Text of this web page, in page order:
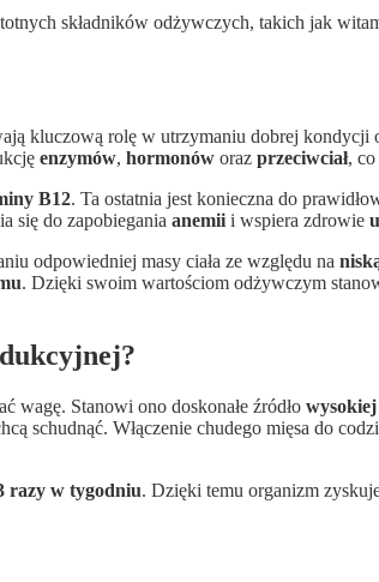
składników odżywczych, takich jak
kluczową rolę w utrzymaniu dobrej kondycji
enzymów, hormonów oraz przeciwciał, co
B12. Ta ostatnia jest konieczna do
się do zapobiegania anemii i wspiera zdrowie
odpowiedniej masy ciała ze względu na
. Dzięki swoim wartościom odżywczym
wagę. Stanowi ono doskonałe źródło wysokiej
schudnąć. Włączenie chudego mięsa do
razy w tygodniu. Dzięki temu organizm